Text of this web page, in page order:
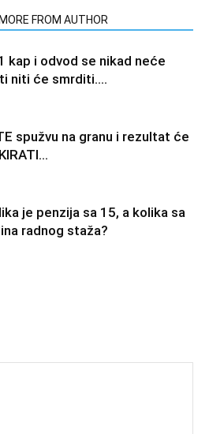
MORE FROM AUTHOR
kap i odvod se nikad neće
niti će smrditi….
spužvu na granu i rezultat će
je penzija sa 15, a kolika sa
radnog staža?